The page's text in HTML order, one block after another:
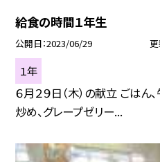
給食の時間１年生
公開日 2023/06/29
１年
６月２９日（木）の献立 ごはん
炒め、グレープゼリー...